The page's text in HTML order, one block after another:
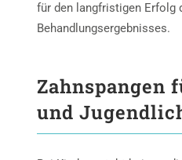
für den langfristigen Erfolg
Behandlungsergebnisses.
Zahnspangen
und